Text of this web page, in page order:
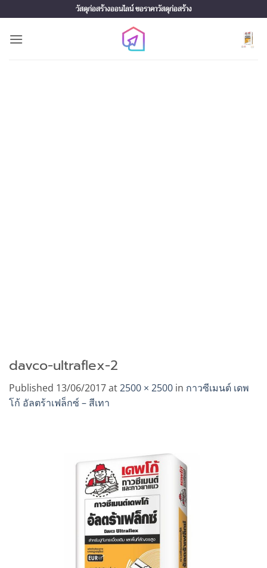
to
content
วัสดุก่อสร้างออนไลน์ ขอราคาวัสดุก่อสร้าง
davco-ultraflex-2
Published 13/06/2017at2500 × 2500 in กาวซีเมนต์ เดพ
โก้ อัลตร้าเฟล็กซ์ – สีเทา